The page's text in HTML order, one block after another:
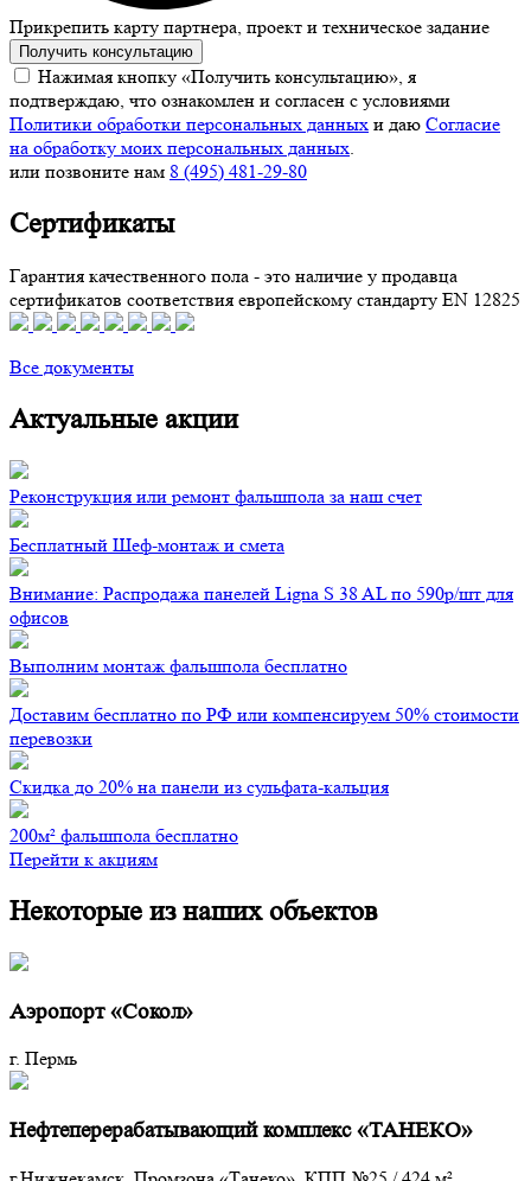
Прикрепить карту партнера, проект и техническое задание
Получить консультацию
Нажимая кнопку «Получить консультацию», я
подтверждаю, что ознакомлен и согласен с условиями
Политики обработки персональных данных и даю Согласие
на обработку моих персональных данных.
или позвоните нам 8 (495) 481-29-80
Сертификаты
Гарантия качественного пола - это наличие у продавца
сертификатов соответствия европейскому стандарту EN 12825
Все документы
Актуальные акции
Реконструкция или ремонт фальшпола за наш счет
Бесплатный Шеф-монтаж и смета
Внимание: Распродажа панелей Ligna S 38 AL по 590р/шт для
офисов
Выполним монтаж фальшпола бесплатно
Доставим бесплатно по РФ или компенсируем 50% стоимости
перевозки
Скидка до 20% на панели из сульфата-кальция
200м² фальшпола бесплатно
Перейти к акциям
Некоторые из наших объектов
Аэропорт «Сокол»
г. Пермь
Нефтеперерабатывающий комплекс «ТАНЕКО»